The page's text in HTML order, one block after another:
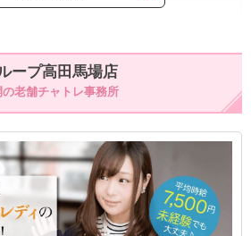
30%～
/マダム可能
マなし
しなしOK
書不要
験可能
ープ高田馬場店
老舗チャトレ事務所